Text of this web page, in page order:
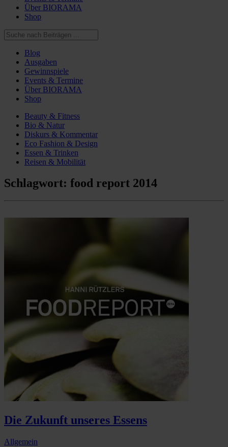
Über BIORAMA
Shop
Blog
Ausgaben
Gewinnspiele
Events & Termine
Über BIORAMA
Shop
Beauty & Fitness
Bio & Natur
Diskurs & Kommentar
Eco Fashion & Design
Essen & Trinken
Reisen & Mobilität
Schlagwort: food report 2014
Die Zukunft unseres Essens
Allgemein